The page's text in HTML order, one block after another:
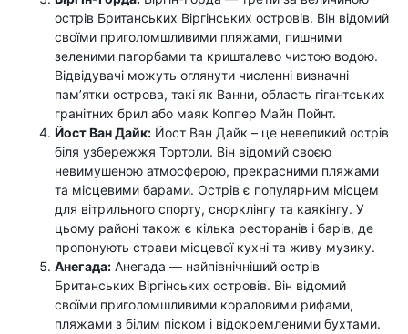
острів Британських Віргінських островів. Він відомий
своїми приголомшливими пляжами, пишними
зеленими пагорбами та кришталево чистою водою.
Відвідувачі можуть оглянути численні визначні
пам’ятки острова, такі як Ванни, область гігантських
гранітних брил або маяк Коппер Майн Пойнт.
Йост Ван Дайк: Йост Ван Дайк – це невеликий острів
біля узбережжя Тортоли. Він відомий своєю
невимушеною атмосферою, прекрасними пляжами
та місцевими барами. Острів є популярним місцем
для вітрильного спорту, снорклінгу та каякінгу. У
цьому районі також є кілька ресторанів і барів, де
пропонують страви місцевої кухні та живу музику.
Анегада: Анегада — найпівнічніший острів
Британських Віргінських островів. Він відомий
своїми приголомшливими кораловими рифами,
пляжами з білим піском і відокремленими бухтами.